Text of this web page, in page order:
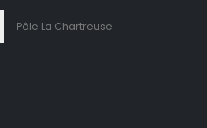
Pôle La Chartreuse